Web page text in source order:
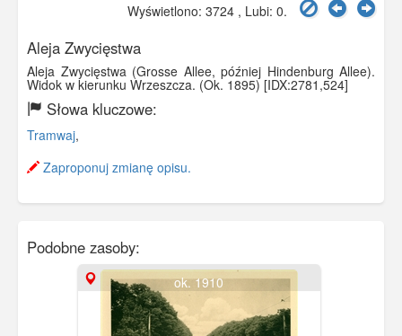
Wyświetlono: 3724 , Lubi: 0.
Aleja Zwycięstwa
Aleja Zwycięstwa (Grosse Allee, później Hindenburg Allee).
Widok w kierunku Wrzeszcza. (Ok. 1895) [IDX:2781,524]
Słowa kluczowe:
Tramwaj,
Zaproponuj zmianę opisu.
Podobne zasoby:
ok. 1910